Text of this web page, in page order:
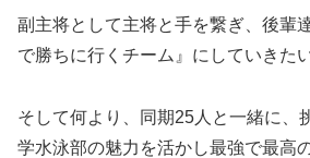
副主将として主将と手を繋ぎ、後輩
で勝ちに行くチーム』にしていきた
そして何より、同期25人と一緒に、
学水泳部の魅力を活かし最強で最高